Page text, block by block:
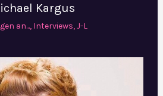
Kargus
an..., Interviews,J-L